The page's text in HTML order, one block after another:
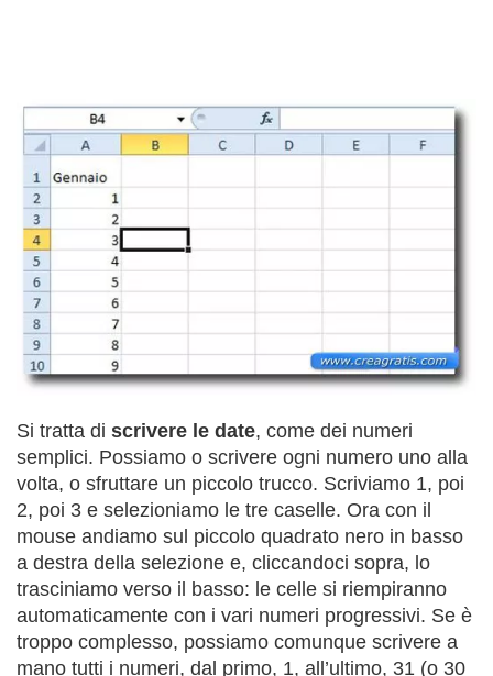
Si tratta di scrivere le date, come dei numeri
semplici. Possiamo o scrivere ogni numero uno alla
volta, o sfruttare un piccolo trucco. Scriviamo 1, poi
2, poi 3 e selezioniamo le tre caselle. Ora con il
mouse andiamo sul piccolo quadrato nero in basso
a destra della selezione e, cliccandoci sopra, lo
trasciniamo verso il basso: le celle si riempiranno
automaticamente con i vari numeri progressivi. Se è
troppo complesso, possiamo comunque scrivere a
mano tutti i numeri, dal primo, 1, all’ultimo, 31 (o 30